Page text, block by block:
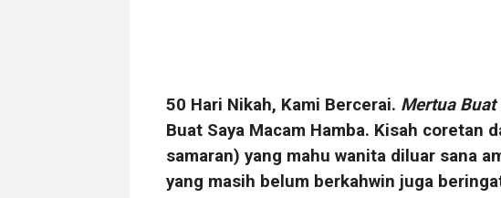
50 Hari Nikah, Kami Bercerai. Mertua Buat
Buat Saya Macam Hamba. Kisah coretan
samaran) yang mahu wanita diluar sana
yang masih belum berkahwin juga